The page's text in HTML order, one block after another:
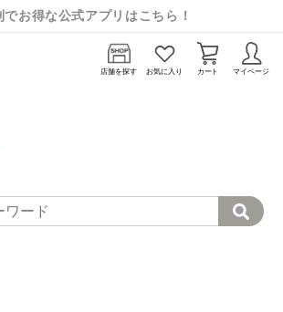
でお得な公式アプリはこちら！
店舗を探す お気に入り カート マイページ